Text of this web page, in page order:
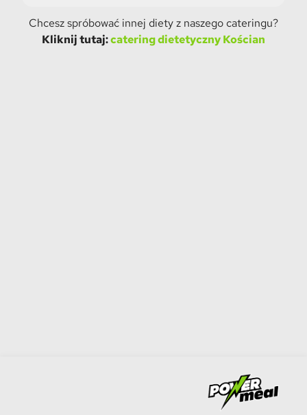
Chcesz spróbować innej diety z naszego cateringu?
Kliknij tutaj:catering dietetyczny Kościan